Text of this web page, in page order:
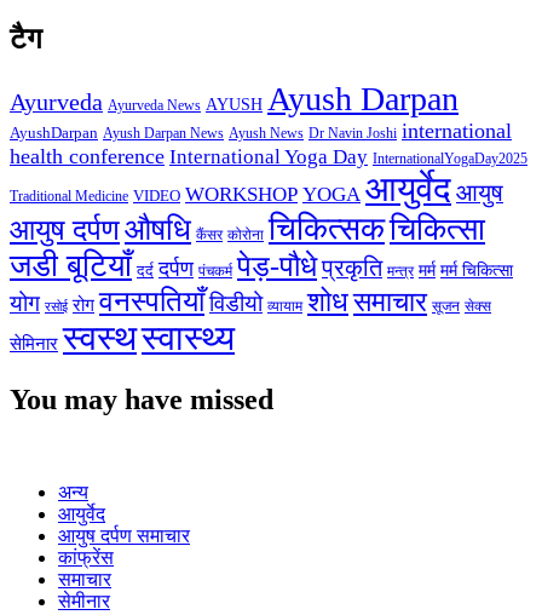
टैग
Ayurveda Ayurveda News AYUSH Ayush Darpan
AyushDarpan Ayush Darpan News Ayush News Dr Navin Joshi international
health conference International Yoga Day InternationalYogaDay2025
Traditional Medicine VIDEO WORKSHOP YOGA आयुर्वेदआयुष
आयुष दर्पणऔषधि कैंसर कोरोना चिकित्सकचिकित्सा
जडी बूटियाँ दर्द दर्पण पंचकर्म पेड़-पौधेप्रकृति मन्त्र मर्म मर्म चिकित्सा
योग रसोई रोग वनस्पतियाँविडीयो व्यायाम शोधसमाचार सूजन सेक्स
सेमिनार स्वस्थस्वास्थ्य
You may have missed
अन्य
आयुर्वेद
आयुष दर्पण समाचार
कांफ्रेंस
समाचार
सेमीनार